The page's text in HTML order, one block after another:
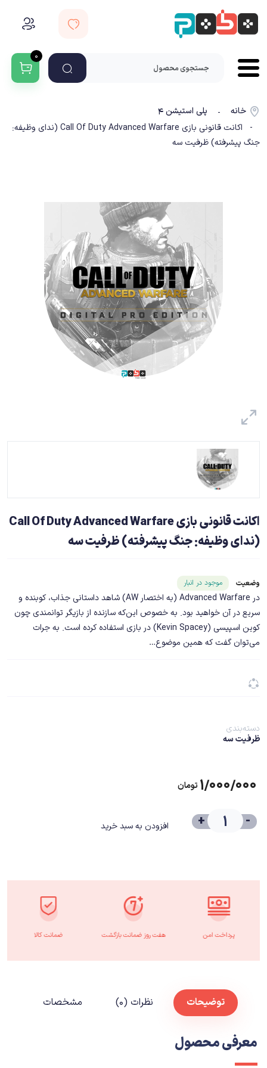
۰
خانه -
پلی استیشن ۴
- اکانت قانونی بازی Call Of Duty Advanced Warfare (ندای وظیفه:
جنگ پیشرفته) ظرفیت سه
اکانت قانونی بازی Call Of Duty Advanced Warfare
(ندای وظیفه: جنگ پیشرفته) ظرفیت سه
وضعیت موجود در انبارشناسه محصول ۱۹۰۶۷
در Advanced Warfare (به اختصار AW) شاهد داستانی جذاب، کوبنده و
سریع در آن خواهید بود. به خصوص این‌که سازنده از بازیگر توانمندی چون
کوین اسپیسی (Kevin Spacey) در بازی استفاده کرده است. به جرات
می‌توان گفت که همین موضوع…
دسته‌بندی
ظرفیت سه
۱/۰۰۰/۰۰۰ تومان
-
+ افزودن به سبد خرید
پرداخت امن هفت روز ضمانت بازگشت ضمانت کالا
توضیحات نظرات (۰) مشخصات
معرفی محصول